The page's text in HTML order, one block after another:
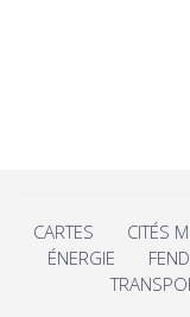
CARTES CITÉS
ÉNERGIE